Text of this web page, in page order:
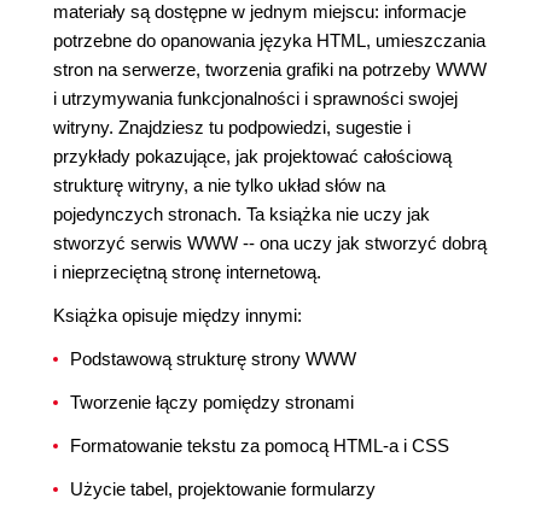
materiały są dostępne w jednym miejscu: informacje
potrzebne do opanowania języka HTML, umieszczania
stron na serwerze, tworzenia grafiki na potrzeby WWW
i utrzymywania funkcjonalności i sprawności swojej
witryny. Znajdziesz tu podpowiedzi, sugestie i
przykłady pokazujące, jak projektować całościową
strukturę witryny, a nie tylko układ słów na
pojedynczych stronach. Ta książka nie uczy jak
stworzyć serwis WWW -- ona uczy jak stworzyć dobrą
i nieprzeciętną stronę internetową.
Książka opisuje między innymi:
Podstawową strukturę strony WWW
Tworzenie łączy pomiędzy stronami
Formatowanie tekstu za pomocą HTML-a i CSS
Użycie tabel, projektowanie formularzy